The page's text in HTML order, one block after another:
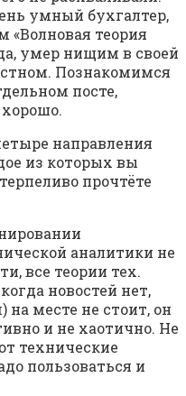
умный бухгалтер,
теория
умер нищим в своей
Познакомимся
посте,
направления
из которых вы
прочтёте
аналитики не
все теории тех.
новостей нет,
месте не стоит, он
и не хаотично. Не
технические
пользоваться и